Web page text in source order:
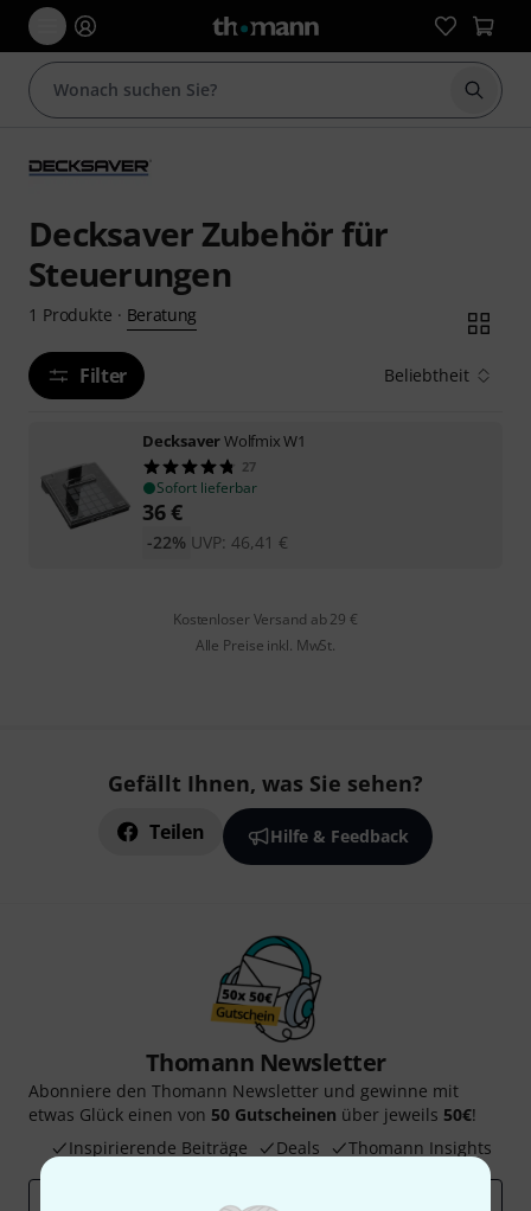
Suche
Decksaver Zubehör für
Steuerungen
1 Produkte · Beratung
Filter Beliebtheit
DecksaverWolfmix W1
27
Sofort lieferbar
36€
UVP: 46,41 €
-22%
Kostenloser Versand ab 29 €
Alle Preise inkl. MwSt.
Gefällt Ihnen, was Sie sehen?
Teilen Hilfe & Feedback
Thomann Newsletter
Abonniere den Thomann Newsletter und gewinne mit
etwas Glück einen von 50 Gutscheinen über jeweils 50€!
Inspirierende Beiträge
Deals Thomann Insights